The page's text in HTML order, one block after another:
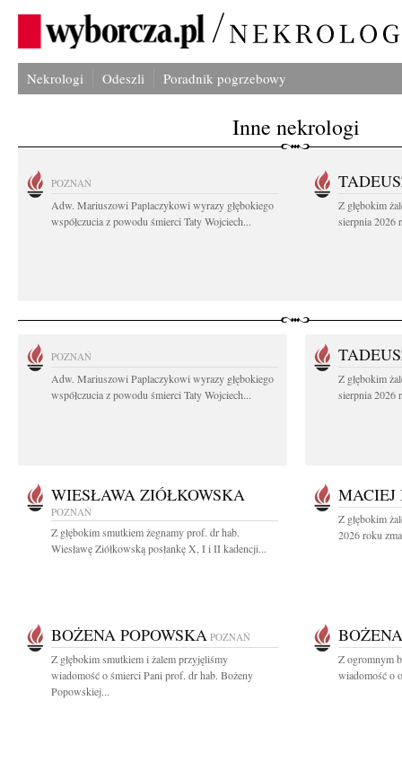
Nekrologi Odeszli Poradnik pogrzebowy
Inne nekrologi
POZNAŃ
Adw. Mariuszowi Paplaczykowi wyrazy głębokiego
współczucia z powodu śmierci Taty Wojciech...
Z głębokim
sierpnia 2026
POZNAŃ
Adw. Mariuszowi Paplaczykowi wyrazy głębokiego
współczucia z powodu śmierci Taty Wojciech...
Z głębokim
sierpnia 2026
WIESŁAWA ZIÓŁKOWSKA
POZNAŃ
Z głębokim smutkiem żegnamy prof. dr hab.
Wiesławę Ziółkowską posłankę X, I i II kadencji...
Z głębokim
2026 roku
BOŻENA POPOWSKA POZNAŃ
Z głębokim smutkiem i żalem przyjęliśmy
wiadomość o śmierci Pani prof. dr hab. Bożeny
Popowskiej...
Z ogromnym
wiadomość o